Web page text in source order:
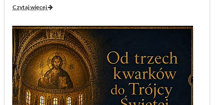
Czytaj więcej